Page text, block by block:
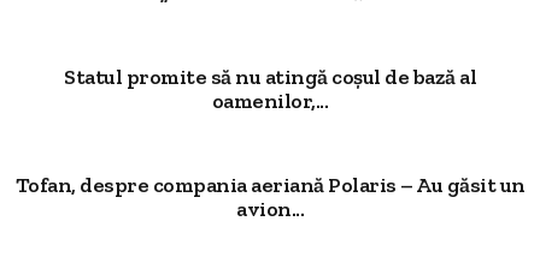
Statul promite să nu atingă coșul de bază al
oamenilor,...
Tofan, despre compania aeriană Polaris – Au găsit un
avion...